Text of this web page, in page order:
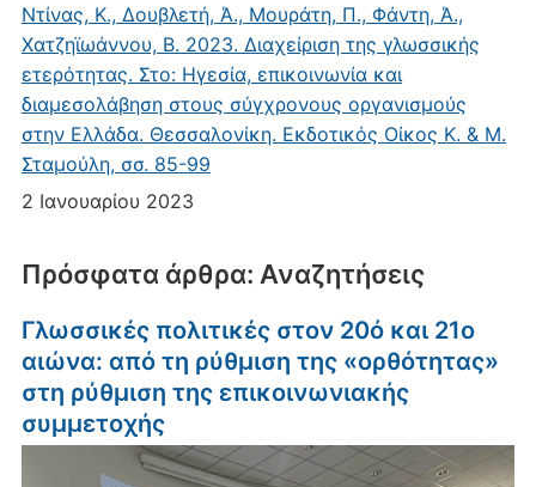
Ντίνας, Κ., Δουβλετή, Ά., Μουράτη, Π., Φάντη, Ά.,
Χατζηϊωάννου, Β. 2023. Διαχείριση της γλωσσικής
ετερότητας. Στο: Ηγεσία, επικοινωνία και
διαμεσολάβηση στους σύγχρονους οργανισμούς
στην Ελλάδα. Θεσσαλονίκη. Εκδοτικός Οίκος Κ. & Μ.
Σταμούλη, σσ. 85-99
2 Ιανουαρίου 2023
Πρόσφατα άρθρα: Αναζητήσεις
Γλωσσικές πολιτικές στον 20ό και 21ο
αιώνα: από τη ρύθμιση της «ορθότητας»
στη ρύθμιση της επικοινωνιακής
συμμετοχής